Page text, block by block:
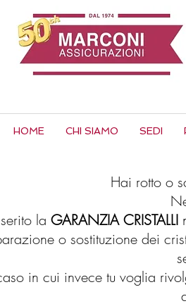
HOME CHI SIAMO SEDI
Hai rotto o
la GARANZIA CRISTALLI
o sostituzione dei
in cui invece tu voglia